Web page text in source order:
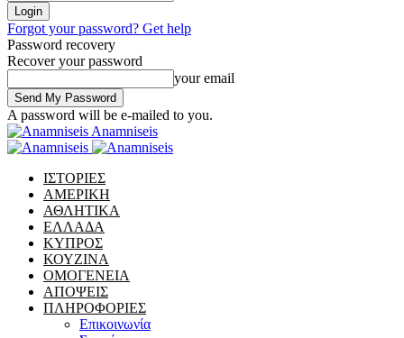
Forgot your password? Get help
Password recovery
Recover your password
your email
A password will be e-mailed to you.
Anamniseis
ΙΣΤΟΡΙΕΣ
ΑΜΕΡΙΚΗ
ΑΘΛΗΤΙΚΑ
ΕΛΛΑΔΑ
ΚΥΠΡΟΣ
ΚΟΥΖΙΝΑ
ΟΜΟΓΕΝΕΙΑ
ΑΠΟΨΕΙΣ
ΠΛΗΡΟΦΟΡΙΕΣ
Επικοινωνία